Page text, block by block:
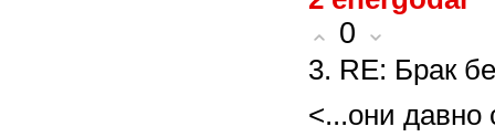
0
3. RE: Брак
<...они давно